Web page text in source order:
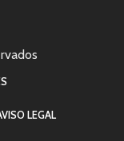
LEGAL